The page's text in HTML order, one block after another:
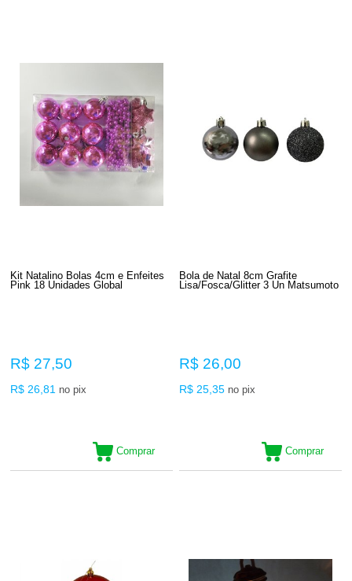
Kit Natalino Bolas 4cm e Enfeites
Pink 18 Unidades Global
R$ 27,50
R$ 26,81 no pix
Comprar
Bola de Natal 8cm Grafite
Lisa/Fosca/Glitter 3 Un Matsumoto
R$ 26,00
R$ 25,35 no pix
Comprar